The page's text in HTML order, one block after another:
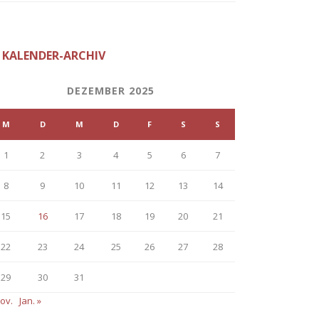
KALENDER-ARCHIV
DEZEMBER 2025
M D M D F S S
1 2 3 4 5 6 7
8 9 10 11 12 13 14
15 16 17 18 19 20 21
22 23 24 25 26 27 28
29 30
31
Jan. »